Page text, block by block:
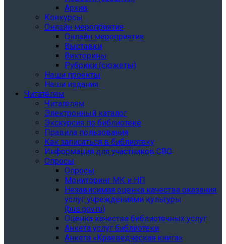
Архив
Конкурсы
Онлайн мероприятия
Онлайн мероприятия
Выставки
Викторины
Рубрики (сюжеты)
Наши проекты
Наши издания
Читателям
Читателям
Электронный каталог
Экскурсия по библиотеке
Правила пользования
Как записаться в библиотеку
Информация для участников СВО
Опросы
Опросы
Мониторинг МК и НП
Независимая оценка качества оказания
услуг учреждениями культуры
(bus.gov.ru)
Оценка качества библиотечных услуг
Анкета услуг библиотеки
Анкета «Краеведческая книга»